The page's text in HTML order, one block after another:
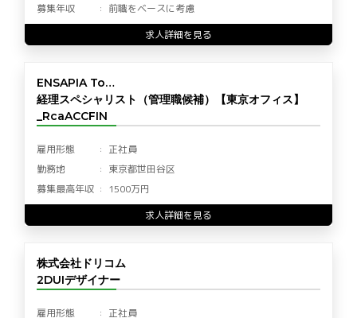
募集年収
前職をベースに考慮
求人詳細を見る
ENSAPIA To…
経理スペシャリスト（管理職候補）【東京オフィス】
_RcaACCFIN
雇用形態
正社員
勤務地
東京都世田谷区
募集最高年収
1500万円
求人詳細を見る
株式会社ドリコム
2DUIデザイナー
雇用形態 正社員